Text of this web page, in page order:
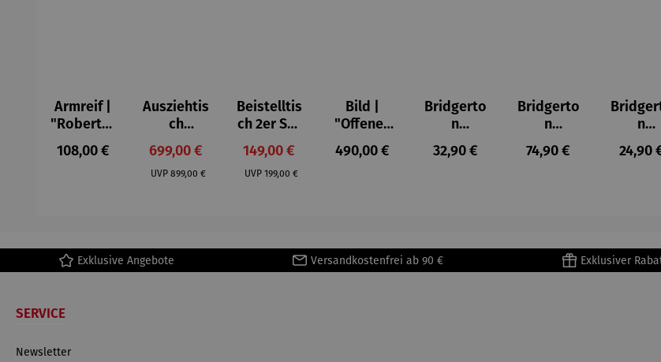
Armreif |
"Roberta"
– Anna
Mütz
Regulärer Preis:
108,00 €
Ausziehtis
ch
Aluminium
– Valor
Verkaufspreis:
699,00 €
UVP Regulärer Preis:
899,00 €
Beistelltis
ch 2er Set
– Dalias
Verkaufspreis:
149,00 €
UVP Regulärer Preis:
199,00 €
Bild |
"Offenes
Fenster in
Collioure"
Regulärer Preis:
490,00 €
Bridgerto
n
Espresso
becher
Regulärer Preis:
32,90 €
Bridgerto
n
Espressot
assen Set
Metallges
Regulärer Preis:
74,90 €
n
se aus
24,90
Exklusive Angebote Versandkostenfrei ab 90 € Exklusiver
SERVICE
Newsletter